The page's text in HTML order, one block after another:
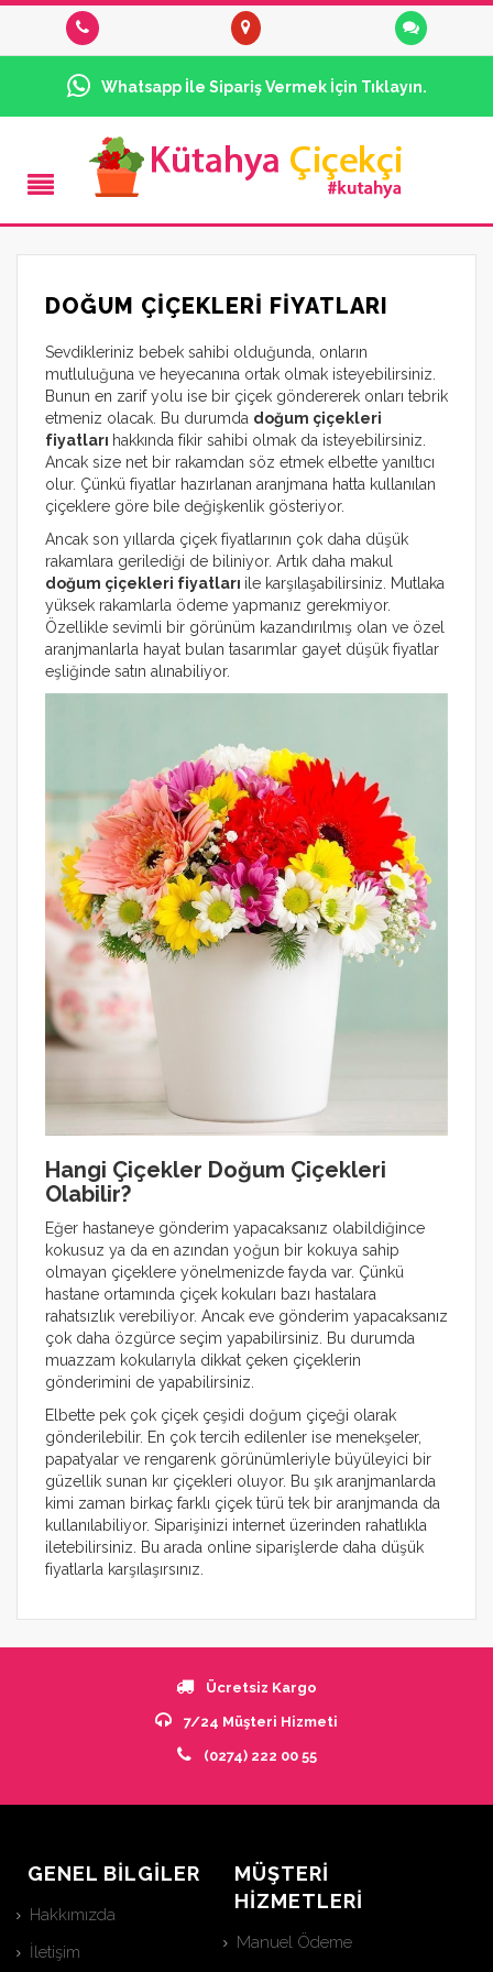
Whatsapp İle Sipariş Vermek İçin Tıklayın.
DOĞUM ÇIÇEKLERI FIYATLARI
Sevdikleriniz bebek sahibi olduğunda, onların
mutluluğuna ve heyecanına ortak olmak isteyebilirsiniz.
Bunun en zarif yolu ise bir çiçek göndererek onları tebrik
etmeniz olacak. Bu durumda doğum çiçekleri
fiyatları hakkında fikir sahibi olmak da isteyebilirsiniz.
Ancak size net bir rakamdan söz etmek elbette yanıltıcı
olur. Çünkü fiyatlar hazırlanan aranjmana hatta kullanılan
çiçeklere göre bile değişkenlik gösteriyor.
Ancak son yıllarda çiçek fiyatlarının çok daha düşük
rakamlara gerilediği de biliniyor. Artık daha makul
doğum çiçekleri fiyatları ile karşılaşabilirsiniz. Mutlaka
yüksek rakamlarla ödeme yapmanız gerekmiyor.
Özellikle sevimli bir görünüm kazandırılmış olan ve özel
aranjmanlarla hayat bulan tasarımlar gayet düşük fiyatlar
eşliğinde satın alınabiliyor.
Hangi Çiçekler Doğum Çiçekleri
Olabilir?
Eğer hastaneye gönderim yapacaksanız olabildiğince
kokusuz ya da en azından yoğun bir kokuya sahip
olmayan çiçeklere yönelmenizde fayda var. Çünkü
hastane ortamında çiçek kokuları bazı hastalara
rahatsızlık verebiliyor. Ancak eve gönderim yapacaksanız
çok daha özgürce seçim yapabilirsiniz. Bu durumda
muazzam kokularıyla dikkat çeken çiçeklerin
gönderimini de yapabilirsiniz.
Elbette pek çok çiçek çeşidi doğum çiçeği olarak
gönderilebilir. En çok tercih edilenler ise menekşeler,
papatyalar ve rengarenk görünümleriyle büyüleyici bir
güzellik sunan kır çiçekleri oluyor. Bu şık aranjmanlarda
kimi zaman birkaç farklı çiçek türü tek bir aranjmanda da
kullanılabiliyor. Siparişinizi internet üzerinden rahatlıkla
iletebilirsiniz. Bu arada online siparişlerde daha düşük
fiyatlarla karşılaşırsınız.
Ücretsiz Kargo
7/24 Müşteri Hizmeti
(0274) 222 00 55
GENEL BİLGİLER
Hakkımızda
İletişim
MÜŞTERİ
HİZMETLERİ
Manuel Ödeme